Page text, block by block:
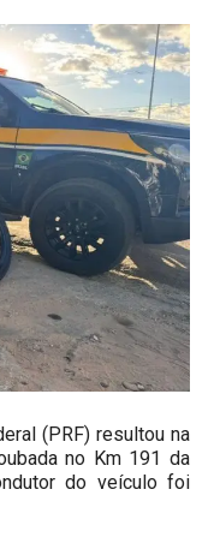
(PRF) resultou na
no Km 191 da
do veículo foi